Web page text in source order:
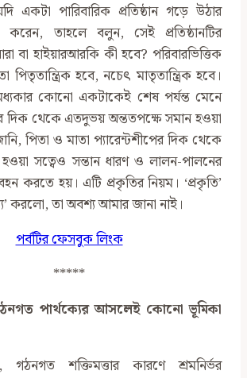
একটা পারিবারিক প্রতিষ্ঠান গড়ে উঠার
করেন, তাহলে বলুন, সেই প্রতিষ্ঠানটির
বা হাইয়ারআরকি কী হবে? পরিবারভিত্তিক
পিতৃতান্ত্রিক হবে, নচেৎ মাতৃতান্ত্রিক হবে।
কোনো একটাকেই শেষ পর্যন্ত মেনে
দিক থেকে এতদুভয় অন্ততপক্ষে সমান হওয়া
পিতা ও মাতা প্যারেন্টশীপের দিক থেকে
সত্বেও সন্তান ধারণ ও লালন-পালনের
করতে হয়। এটি প্রকৃতির নিয়ম। ‘প্রকৃতি’
করলো, তা অবশ্য আমার জানা নাই।
পর্বটির ফেসবুক লিংক
*****
পার্থক্যের আসলেই কোনো ভূমিকা
গঠনগত শক্তিমত্তার কারণে শ্রমনির্ভর